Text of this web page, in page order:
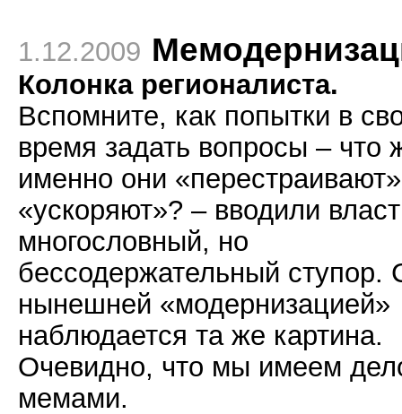
1.12.2009
Колонка регионалиста.
Вспомните, как попытки в
время задать вопросы – что
именно они
«ускоряют»? – вводили
многословный, но
бессодержательный ступор.
нынешней «модернизацией»
наблюдается та же картина.
Очевидно, что мы имеем
мемами.